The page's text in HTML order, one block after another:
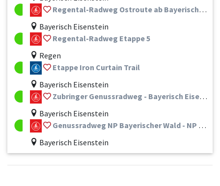
Regental-Radweg Ostroute ab Bayerisch Eisenstein Nr. 99
Bayerisch Eisenstein
Regental-Radweg Etappe 5
Regen
Etappe Iron Curtain Trail
Bayerisch Eisenstein
Zubringer Genussradweg - Bayerisch Eisenstein
Bayerisch Eisenstein
Genussradweg NP Bayerischer Wald - NP Sumava
Bayerisch Eisenstein